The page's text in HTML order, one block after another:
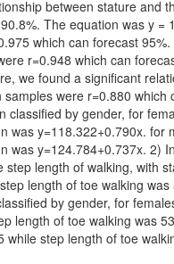
between stature and
The equation was y =
which can forecast
r=0.948 which can
we found a significant
were r=0.880
classified by gender, for
was y=118.322+0.790x. for
was y=124.784+0.737x. 2)
length of walking, with
length of toe walking
by gender, for
length of toe walking was
while step length of toe